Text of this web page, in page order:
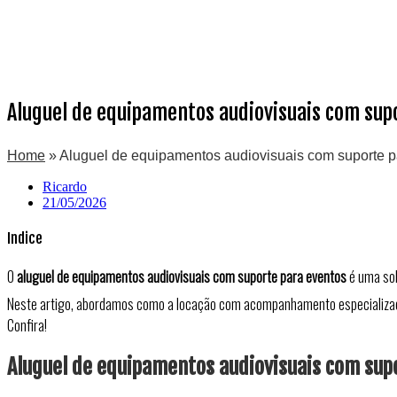
Aluguel de equipamentos audiovisuais com
Home »Aluguel de equipamentos audiovisuais com suporte
Ricardo
21/05/2026
Indice
Oaluguel de equipamentos audiovisuais com suporte para eventosé uma
Neste artigo, abordamos como a locação com acompanhamento
Confira!
Aluguel de equipamentos audiovisuais com